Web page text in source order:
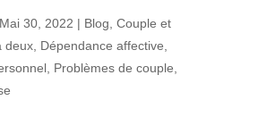
Mai 30, 2022 | Blog Couple et
deux, Dépendance affective
, Problèmes de couple